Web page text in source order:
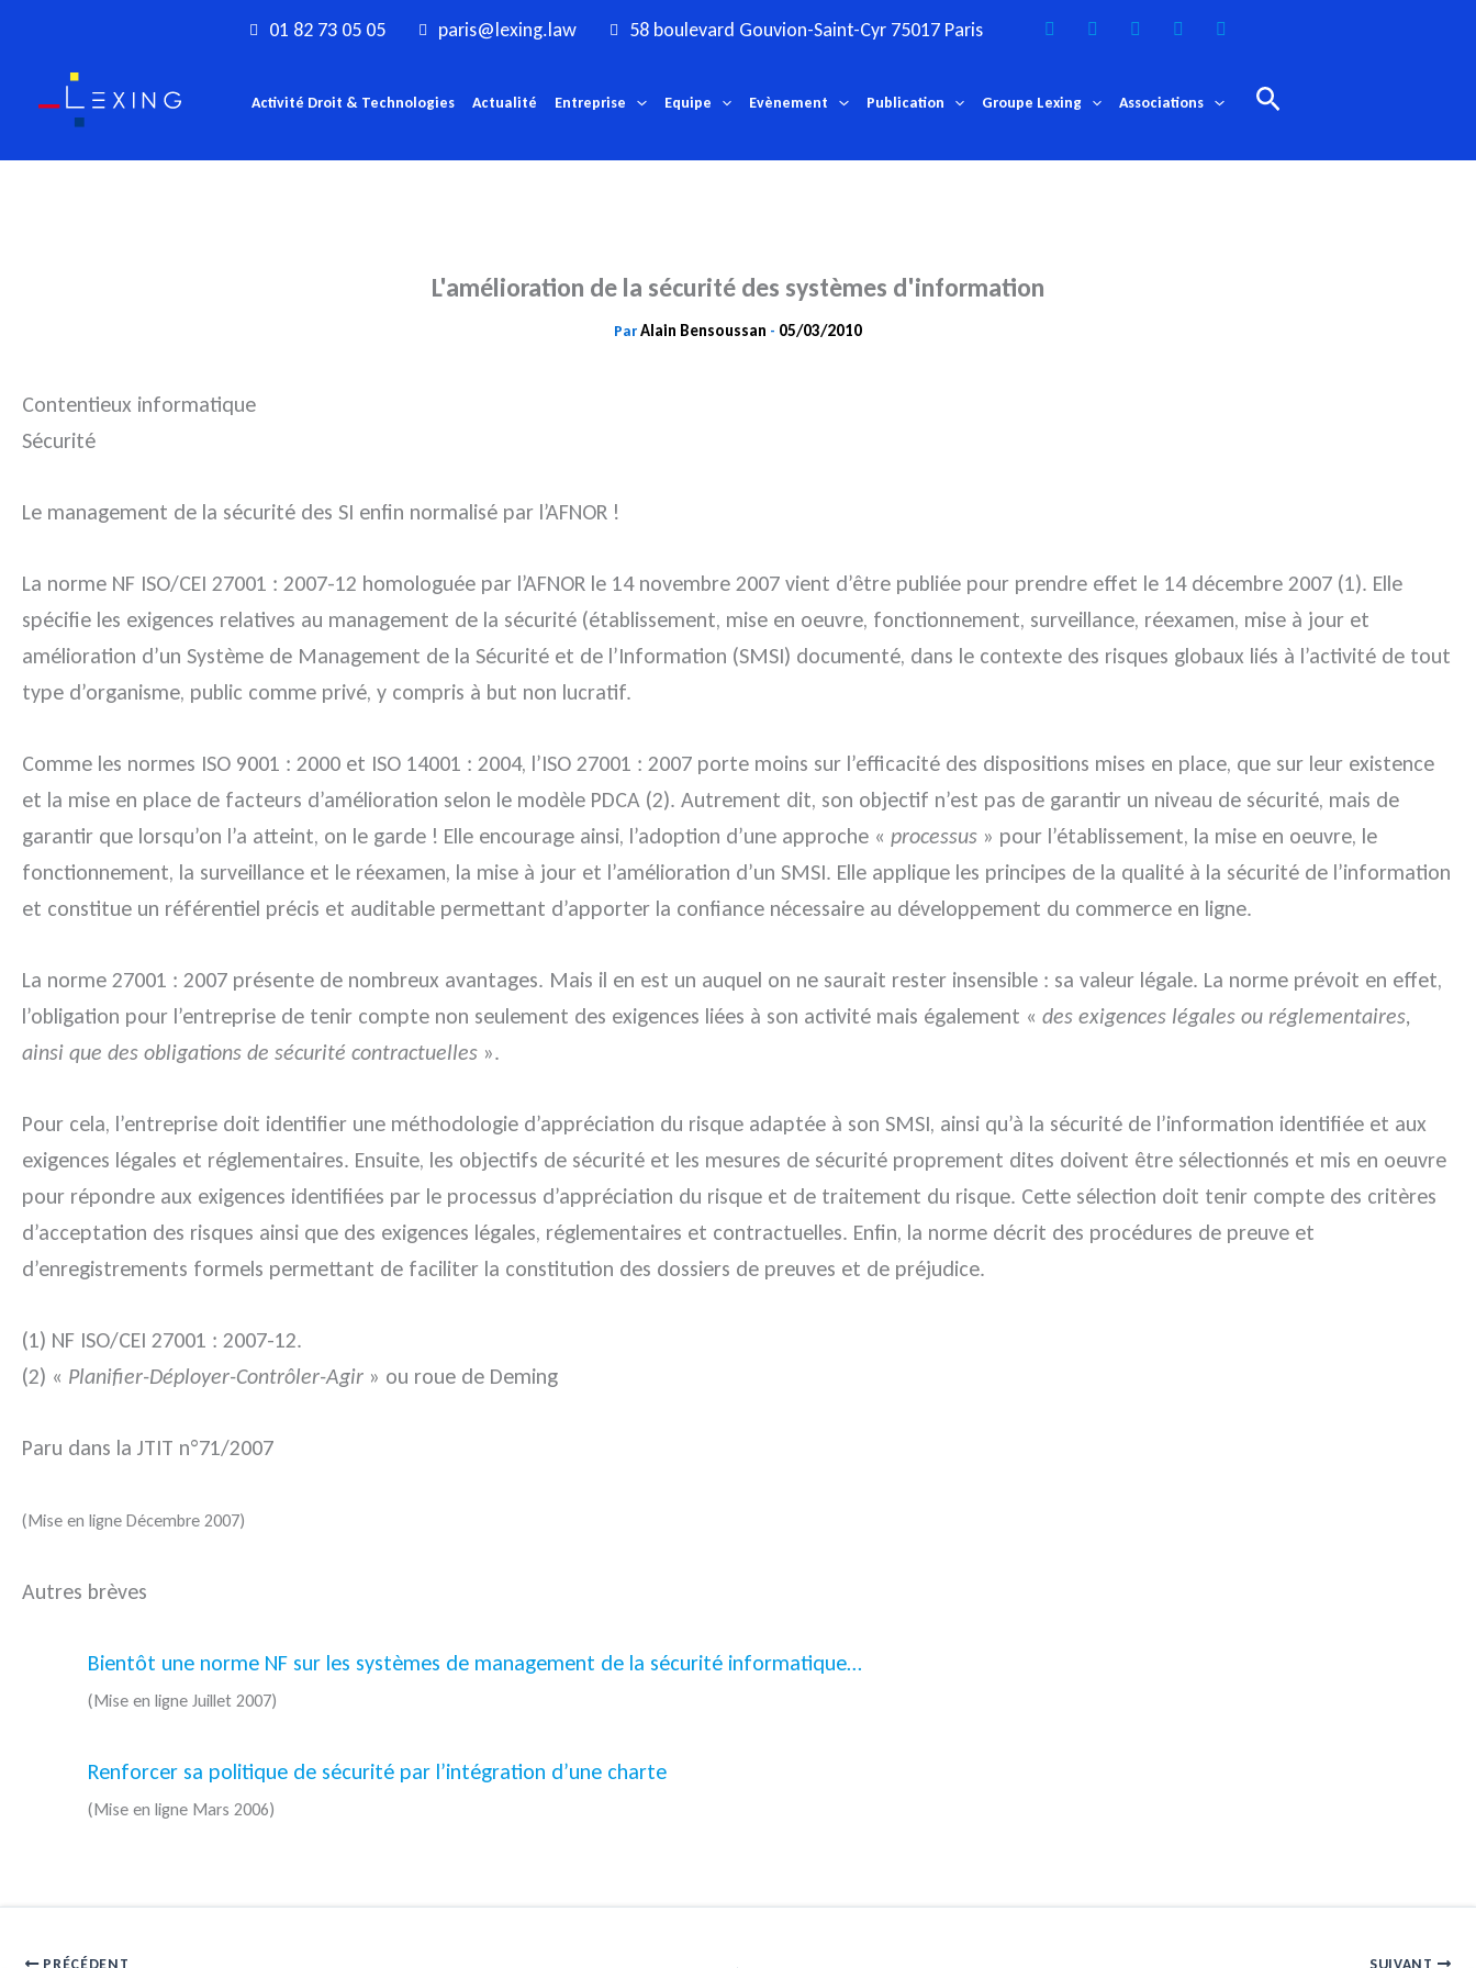
contenu
01 82 73 05 05 paris@lexing.law 58 boulevard Gouvion-Saint-Cyr 75017 Paris
Activité Droit & Technologies Actualité Entreprise Equipe Evènement Publication Groupe Lexing Associations Rechercher
L'amélioration de la sécurité des systèmes d'information
ParAlain Bensoussan - 05/03/2010
Contentieux informatique
Sécurité
Le management de la sécurité des SI enfin normalisé par l’AFNOR !
La norme NF ISO/CEI 27001 : 2007-12 homologuée par l’AFNOR le 14 novembre 2007 vient d’être publiée pour prendre effet le 14 décembre 2007 (1). Elle
spécifie les exigences relatives au management de la sécurité (établissement, mise en oeuvre, fonctionnement, surveillance, réexamen, mise à jour et
amélioration d’un Système de Management de la Sécurité et de l’Information (SMSI) documenté, dans le contexte des risques globaux liés à l’activité de tout
type d’organisme, public comme privé, y compris à but non lucratif.
Comme les normes ISO 9001 : 2000 et ISO 14001 : 2004, l’ISO 27001 : 2007 porte moins sur l’efficacité des dispositions mises en place, que sur leur existence
et la mise en place de facteurs d’amélioration selon le modèle PDCA (2). Autrement dit, son objectif n’est pas de garantir un niveau de sécurité, mais de
garantir que lorsqu’on l’a atteint, on le garde ! Elle encourage ainsi, l’adoption d’une approche « processus » pour l’établissement, la mise en oeuvre, le
fonctionnement, la surveillance et le réexamen, la mise à jour et l’amélioration d’un SMSI. Elle applique les principes de la qualité à la sécurité de l’information
et constitue un référentiel précis et auditable permettant d’apporter la confiance nécessaire au développement du commerce en ligne.
La norme 27001 : 2007 présente de nombreux avantages. Mais il en est un auquel on ne saurait rester insensible : sa valeur légale. La norme prévoit en effet,
l’obligation pour l’entreprise de tenir compte non seulement des exigences liées à son activité mais également « des exigences légales ou réglementaires,
ainsi que des obligations de sécurité contractuelles ».
Pour cela, l’entreprise doit identifier une méthodologie d’appréciation du risque adaptée à son SMSI, ainsi qu’à la sécurité de l’information identifiée et aux
exigences légales et réglementaires. Ensuite, les objectifs de sécurité et les mesures de sécurité proprement dites doivent être sélectionnés et mis en oeuvre
pour répondre aux exigences identifiées par le processus d’appréciation du risque et de traitement du risque. Cette sélection doit tenir compte des critères
d’acceptation des risques ainsi que des exigences légales, réglementaires et contractuelles. Enfin, la norme décrit des procédures de preuve et
d’enregistrements formels permettant de faciliter la constitution des dossiers de preuves et de préjudice.
(1) NF ISO/CEI 27001 : 2007-12.
(2) « Planifier-Déployer-Contrôler-Agir » ou roue de Deming
Paru dans la JTIT n°71/2007
(Mise en ligne Décembre 2007)
Autres brèves
Bientôt une norme NF sur les systèmes de management de la sécurité informatique…
(Mise en ligne Juillet 2007)
Renforcer sa politique de sécurité par l’intégration d’une charte
(Mise en ligne Mars 2006)
PRÉCÉDENT SUIVANT